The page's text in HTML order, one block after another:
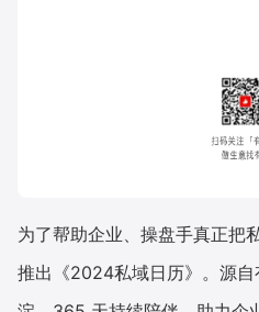
为了帮助企业、操盘手真正把
推出《2024私域日历》。源自